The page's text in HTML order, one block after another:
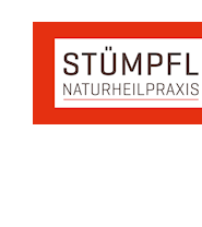
springen